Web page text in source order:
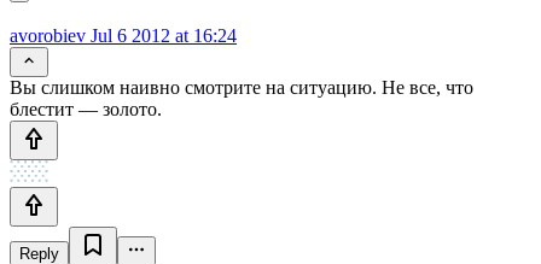
avorobiev Jul 6 2012 at 16:24
Вы слишком наивно смотрите на ситуацию. Не все, что
блестит — золото.
Reply